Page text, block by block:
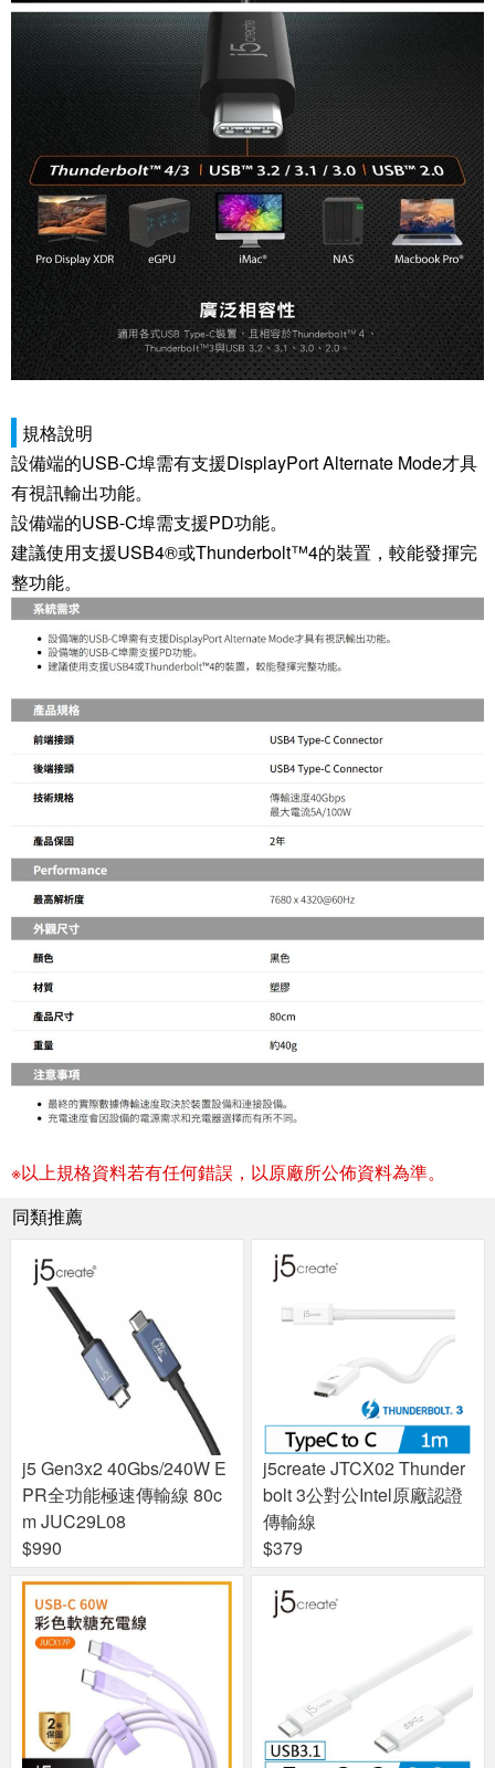
規格說明
設備端的USB-C埠需有支援DisplayPort Alternate Mode才具
有視訊輸出功能。
設備端的USB-C埠需支援PD功能。
建議使用支援USB4®或Thunderbolt™4的裝置，較能發揮完
整功能。
※以上規格資料若有任何錯誤，以原廠所公佈資料為準。
同類推薦
j5 Gen3x2 40Gbs/240W E
PR全功能極速傳輸線 80c
m JUC29L08
$990
j5create JTCX02 Thunder
bolt 3公對公Intel原廠認證
傳輸線
$379